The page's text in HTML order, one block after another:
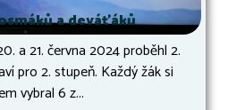
a deváťáků
a 21. června 2024 proběhl 2.
pro 2. stupeň. Každý žák si
vybral 6 z...